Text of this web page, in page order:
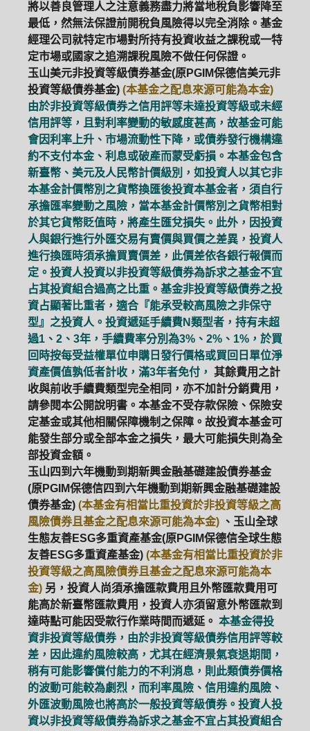
將以善良管理人之注意義務盡力將當地稅負影響降至
最低，然無法保證前開稅負風險得以完全消除。基金
經理公司就特定市場對所持有投資收益之課稅或一特
定市場或國家之追溯課稅風險不做任何保證。
玉山美元非投資等級債券基金(原PGIM保德信美元非
投資等級債券基金) (本基金之配息來源可能為本金)
由於非投資等級債券之信用評等未達投資等級或未經
信用評等，且對利率變動的敏感度甚高，故基金可能
會因利率上升、市場流動性下降，或債券發行機構違
約不支付本金、利息或破產而蒙受虧損。本基金包含
新臺幣、美元及人民幣計價級別，如投資人以其它非
本基金計價幣別之貨幣換匯後投資本基金者，須自行
承擔匯率變動之風險，當本基金計價幣別之貨幣相對
於其它貨幣貶值時，將產生匯兌損失。此外，因投資
人與銀行進行外匯交易有賣價與買價之差異，投資人
進行換匯時須承擔買賣價差，此價差依各銀行報價而
定。投資人投資以非投資等級債券為訴求之基金不宜
占其投資組合過高之比重。基金非投資等級債券之投
資占顯著比重者，適合『能承受較高風險之非保守
型』之投資人。投資遞延手續費N類型者，持有未超
過1、2、3年，手續費率分別為3%、2%、1%，於買
回時按每受益權單位申購日發行價格或買回日單位淨
資產價值孰低者計收，滿3年者免付， 其餘費用之計
收與前收手續費類型完全相同，亦不加計分銷費用，
請參閱本公開說明書。本基金不受存款保險、保險安
定基金或其他相關保障機制之保障。故投資本基金可
能發生部分或全部本金之損失，最大可能損失則為全
部投資金額。
玉山四到六年機動到期新興金融基礎建設債券基金
(原PGIM保德信四到六年機動到期新興金融基礎建設
債券基金) (本基金有相當比重投資於非投資等級之高
風險債券且基金之配息來源可能為本金) 、玉山全球
生態友善ESG多重資產基金(原PGIM保德信全球生態
友善ESG多重資產基金) (本基金有相當比重投資於非
投資等級之高風險債券且基金之配息來源可能為本
金) 另，投資人尚須承擔匯款費用且外幣匯款費用可
能高於新臺幣匯款費用，投資人亦須留意外幣匯款到
達時點可能因受款行作業時間而遞延。 本基金得投
資非投資等級債券，由於非投資等級債券信用評等較
差，因此違約風險較高，尤其在經濟景氣衰退期間，
稍有可能影響償付能力的不利消息，則此類債券價格
的波動可能較為劇烈，而利率風險、信用違約風險、
外匯波動風險也將高於一般投資等級債券。投資人投
資以非投資等級債券為訴求之基金不宜占其投資組合